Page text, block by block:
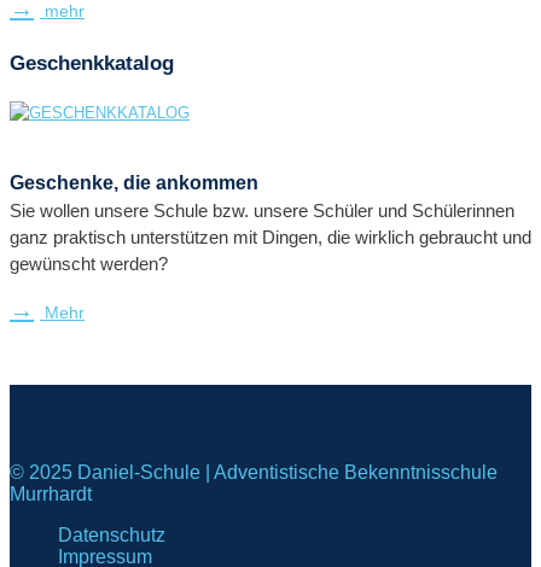
mehr
Geschenkkatalog
Geschenke, die ankommen
Sie wollen unsere Schule bzw. unsere Schüler und Schülerinnen
ganz praktisch unterstützen mit Dingen, die wirklich gebraucht und
gewünscht werden?
Mehr
© 2025 Daniel-Schule | Adventistische Bekenntnisschule
Murrhardt
Datenschutz
Impressum